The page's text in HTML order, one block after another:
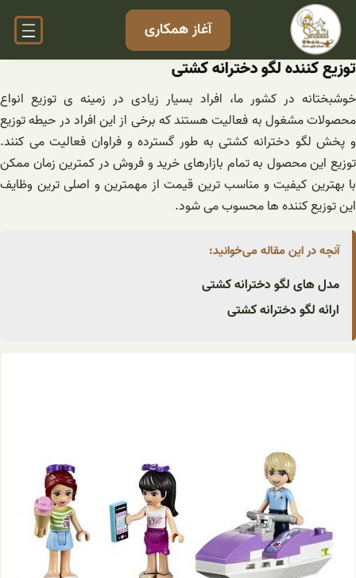
رفتن
محتوا
آغاز همکاری
توزیع کننده لگو دخترانه کشتی
خوشبختانه در کشور ما، افراد بسیار زیادی در زمینه ی توزیع انواع
محصولات مشغول به فعالیت هستند که برخی از این افراد در حیطه توزیع
و پخش لگو دخترانه کشتی به طور گسترده و فراوان فعالیت می کنند.
توزیع این محصول به تمام بازارهای خرید و فروش در کمترین زمان ممکن
با بهترین کیفیت و مناسب ترین قیمت از مهمترین و اصلی ترین وظایف
این توزیع کننده ها محسوب می شود.
آنچه در این مقاله می‌خوانید:
مدل های لگو دخترانه کشتی
ارائه لگو دخترانه کشتی